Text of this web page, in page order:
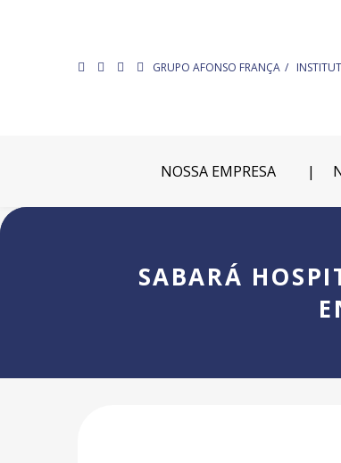
GRUPO AFONSO FRANÇA
NOSSA EMPRESA
SABARÁ